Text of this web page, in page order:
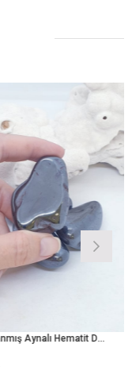
Tamburlanmış Aynalı Hematit Doğal Taş